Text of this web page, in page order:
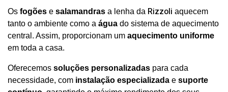
Loja Gaia
Assistência
Os fogões e salamandras a lenha da Rizzoli aquecem
tanto o ambiente como a água do sistema de aquecimento
central. Assim, proporcionam um aquecimento uniforme
em toda a casa.
Oferecemos soluções personalizadas para cada
necessidade, com instalação especializada e suporte